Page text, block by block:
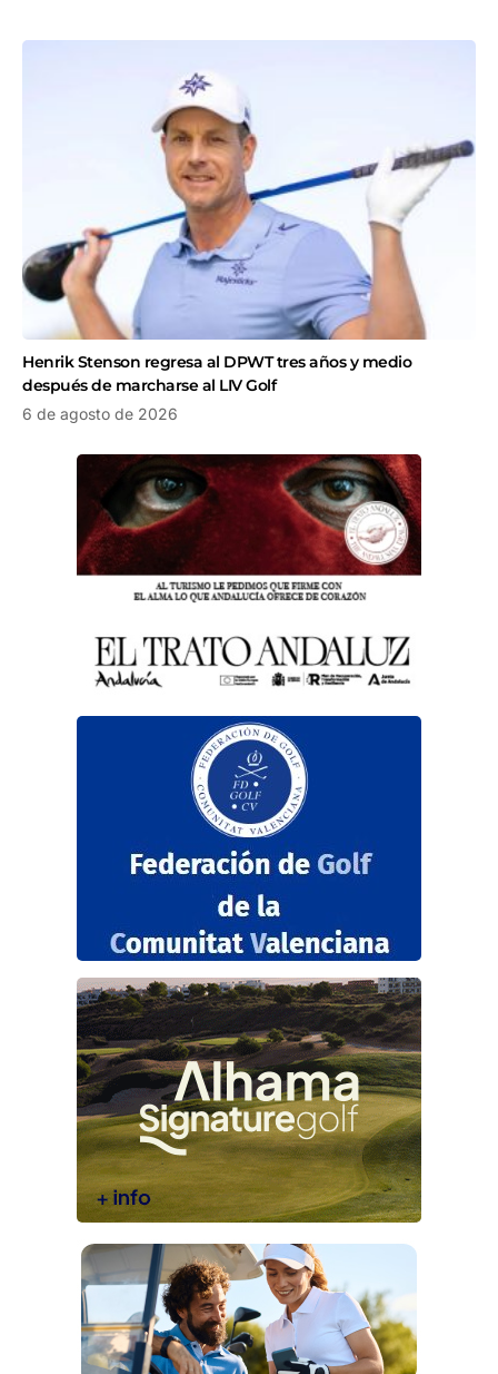
Henrik Stenson regresa al DPWT tres años y medio
después de marcharse al LIV Golf
6 de agosto de 2026